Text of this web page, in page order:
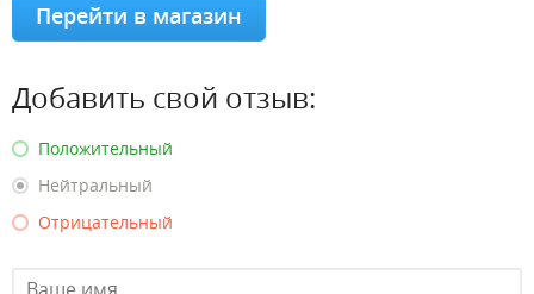
Перейти в магазин
Добавить свой отзыв:
Положительный
Нейтральный
Отрицательный